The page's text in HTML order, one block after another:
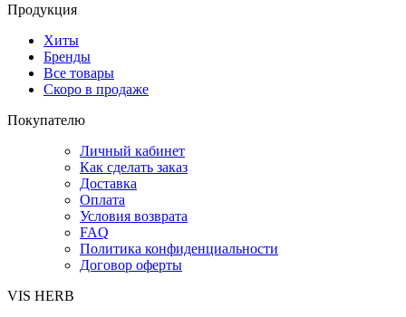
Продукция
Хиты
Бренды
Все товары
Скоро в продаже
Покупателю
Личный кабинет
Как сделать заказ
Доставка
Оплата
Условия возврата
FAQ
Политика конфиденциальности
Договор оферты
VIS HERB